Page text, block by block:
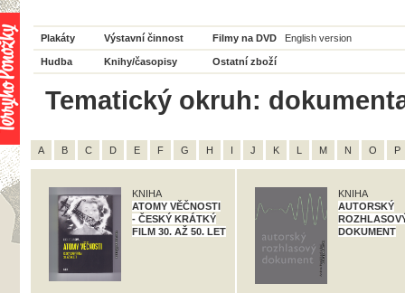
Plakáty Výstavní činnost Filmy na DVD English version
Hudba Knihy/časopisy Ostatní zboží
Tematický okruh:
A B C D E F G H I J K L M N O P
KNIHA
ATOMY VĚČNOSTI
- ČESKÝ KRÁTKÝ
FILM 30. AŽ 50. LET
KNIHA
AUTORSKÝ
DOKUMENT